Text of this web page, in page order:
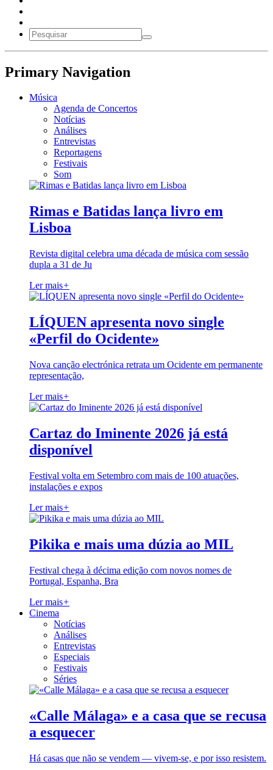
Primary Navigation
Música
Agenda de Concertos
Notícias
Análises
Entrevistas
Reportagens
Festivais
Som
Rimas e Batidas lança livro em
Lisboa
Revista digital celebra uma década de música com sessão
dupla a 31 de Ju
Ler mais+
LÍQUEN apresenta novo single
«Perfil do Ocidente»
Nova canção electrónica retrata um Ocidente em permanente
representação,
Ler mais+
Cartaz do Iminente 2026 já está
disponível
Festival volta em Setembro com mais de 100 atuações,
instalações e expos
Ler mais+
Pikika e mais uma dúzia ao MIL
Festival chega à décima edição com novos nomes de
Portugal, Espanha, Bra
Ler mais+
Cinema
Notícias
Análises
Entrevistas
Especiais
Festivais
Séries
«Calle Málaga» e a casa que se recusa
a esquecer
Há casas que não se vendem — vivem-se, e por isso resistem.